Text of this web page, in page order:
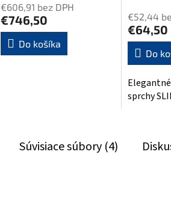
€606,91 bez DPH
€746,50
Do košíka
€52,44
€64,50
Do
sprchy
Súvisiace súbory (4)